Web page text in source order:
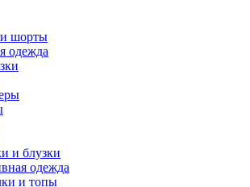
шорты
одежда
и блузки
одежда
и топы